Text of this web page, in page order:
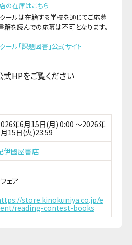
の在庫はこちら
ルは在籍する学校を通じてご応募
籍を読んでの応募は不可となります。
ル「課題図書」公式サイト
HPをご覧ください
年6月15日(月) 0:00 ～2026年
15日(火)23:59
伊國屋書店
フェア
store.kinokuniya.co.jp/e
reading-contest-books